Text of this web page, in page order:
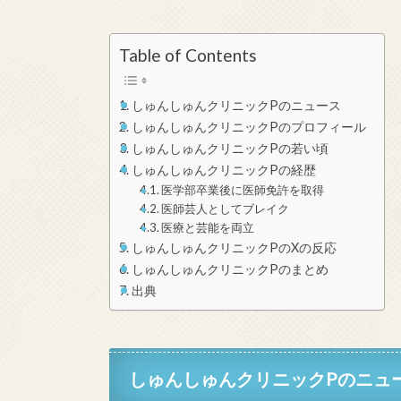
Table of Contents
しゅんしゅんクリニックPのニュース
しゅんしゅんクリニックPのプロフィール
しゅんしゅんクリニックPの若い頃
しゅんしゅんクリニックPの経歴
医学部卒業後に医師免許を取得
医師芸人としてブレイク
医療と芸能を両立
しゅんしゅんクリニックPのXの反応
しゅんしゅんクリニックPのまとめ
出典
しゅんしゅんクリニックPのニュ